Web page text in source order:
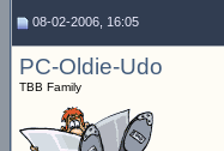
08-02-2006, 16:05
PC-Oldie-Udo
TBB Family